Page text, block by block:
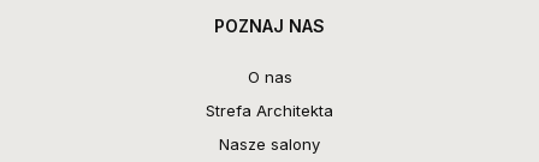
POZNAJ NAS
O nas
Strefa Architekta
Nasze salony